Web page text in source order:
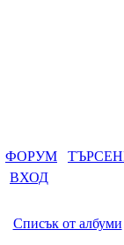
ФОРУМ
ВХОД
Списък от албуми